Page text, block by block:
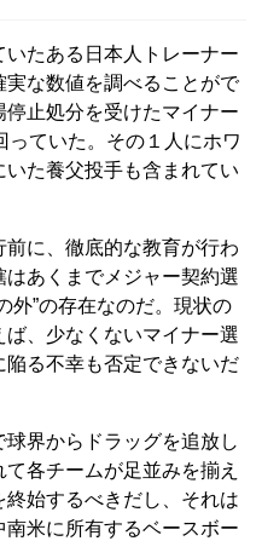
たある日本人トレーナー
な数値を調べることがで
止処分を受けたマイナー
ていた。その１人にホワ
た養父投手も含まれてい
に、徹底的な教育が行わ
あくまでメジャー契約選
外”の存在なのだ。現状の
、少なくないマイナー選
る不幸も否定できないだ
界からドラッグを追放し
各チームが足並みを揃え
始するべきだし、それは
米に所有するベースボー